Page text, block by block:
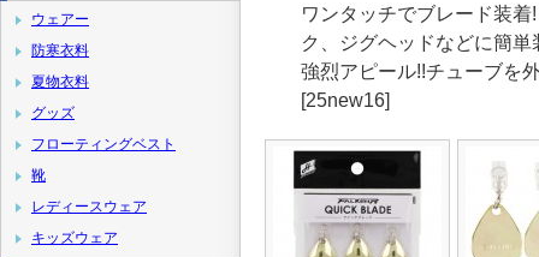
ワンタッチでブレード装
ク、ジグヘッドなどに簡
強烈アピール!!チューブを
[25new16]
ウェアー
防寒衣料
夏物衣料
グッズ
フローティングベスト
靴
レディースウェア
キッズウェア